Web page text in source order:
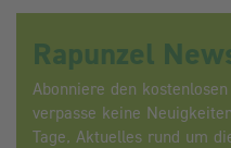
Rapunzel
Abonniere den
verpasse keine
Tage, Aktuelles rund um